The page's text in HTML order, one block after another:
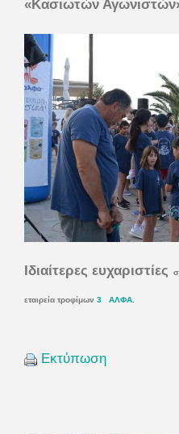
«Κασιωτών
Ιδιαίτερες ευχαριστίες
εταιρεία τροφίμων 3 ΑΛΦΑ.
Εκτύπωση